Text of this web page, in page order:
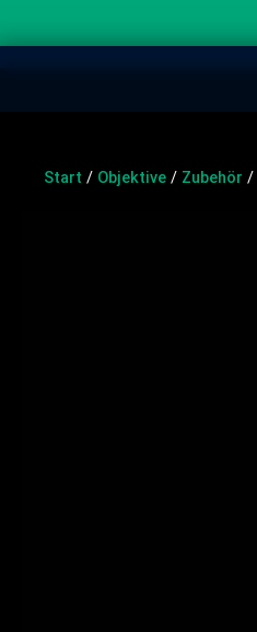
Start / Objektive / Zubehör /